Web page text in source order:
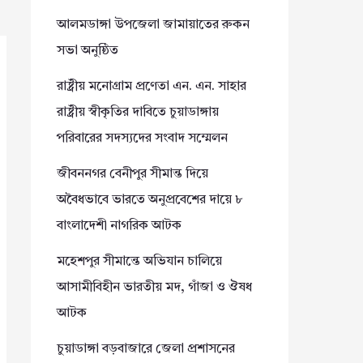
আলমডাঙ্গা উপজেলা জামায়াতের রুকন
সভা অনুষ্ঠিত
রাষ্ট্রীয় মনোগ্রাম প্রণেতা এন. এন. সাহার
রাষ্ট্রীয় স্বীকৃতির দাবিতে চুয়াডাঙ্গায়
পরিবারের সদস্যদের সংবাদ সম্মেলন
জীবননগর বেনীপুর সীমান্ত দিয়ে
অবৈধভাবে ভারতে অনুপ্রবেশের দায়ে ৮
বাংলাদেশী নাগরিক আটক
মহেশপুর সীমান্তে অভিযান চালিয়ে
আসামীবিহীন ভারতীয় মদ, গাঁজা ও ঔষধ
আটক
চুয়াডাঙ্গা বড়বাজারে জেলা প্রশাসনের